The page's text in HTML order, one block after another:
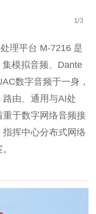
1/3
理平台 M-7216 是
模拟音频、Dante
数字音频于一身，
由、通用与AI处
于数字网络音频接
挥中心分布式网络